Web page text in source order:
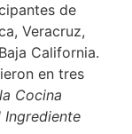
de
Veracruz,
California.
en tres
Cocina
Ingrediente